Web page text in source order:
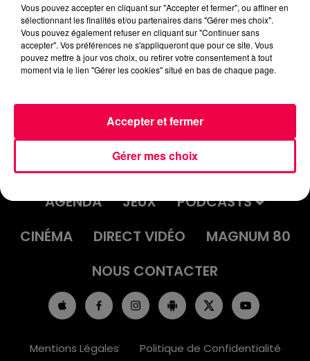
podcasts/2023/02/Le-jeu-de-lanniversaire-du-
mardi-21-fevrier.mp3
ACCUEIL INFOS
EMISSIONS
AGENDA
JEUX
PODCASTS
CINÉMA
DIRECT VIDÉO
MAGNUM 80
NOUS CONTACTER
Mentions Légales Politique de Confidentialité
Vous pouvez accepter en cliquant sur "Accepter et fermer", ou affiner en
sélectionnant les finalités et/ou partenaires dans "Gérer mes choix".
Vous pouvez également refuser en cliquant sur "Continuer sans
accepter". Vos préférences ne s'appliqueront que pour ce site. Vous
pouvez mettre à jour vos choix, ou retirer votre consentement à tout
moment via le lien "Gérer les cookies" situé en bas de chaque page.
Gérer mes choix
Accepter et fermer